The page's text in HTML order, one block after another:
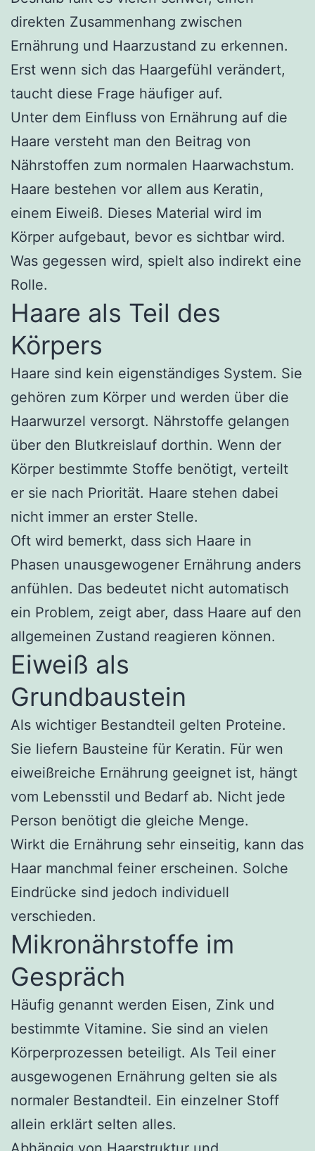
direkten Zusammenhang zwischen
Ernährung und Haarzustand zu erkennen.
Erst wenn sich das Haargefühl verändert,
taucht diese Frage häufiger auf.
Unter dem Einfluss von Ernährung auf die
Haare versteht man den Beitrag von
Nährstoffen zum normalen Haarwachstum.
Haare bestehen vor allem aus Keratin,
einem Eiweiß. Dieses Material wird im
Körper aufgebaut, bevor es sichtbar wird.
Was gegessen wird, spielt also indirekt eine
Rolle.
Haare als Teil des
Körpers
Haare sind kein eigenständiges System. Sie
gehören zum Körper und werden über die
Haarwurzel versorgt. Nährstoffe gelangen
über den Blutkreislauf dorthin. Wenn der
Körper bestimmte Stoffe benötigt, verteilt
er sie nach Priorität. Haare stehen dabei
nicht immer an erster Stelle.
Oft wird bemerkt, dass sich Haare in
Phasen unausgewogener Ernährung anders
anfühlen. Das bedeutet nicht automatisch
ein Problem, zeigt aber, dass Haare auf den
allgemeinen Zustand reagieren können.
Eiweiß als
Grundbaustein
Als wichtiger Bestandteil gelten Proteine.
Sie liefern Bausteine für Keratin. Für wen
eiweißreiche Ernährung geeignet ist, hängt
vom Lebensstil und Bedarf ab. Nicht jede
Person benötigt die gleiche Menge.
Wirkt die Ernährung sehr einseitig, kann das
Haar manchmal feiner erscheinen. Solche
Eindrücke sind jedoch individuell
verschieden.
Mikronährstoffe im
Gespräch
Häufig genannt werden Eisen, Zink und
bestimmte Vitamine. Sie sind an vielen
Körperprozessen beteiligt. Als Teil einer
ausgewogenen Ernährung gelten sie als
normaler Bestandteil. Ein einzelner Stoff
allein erklärt selten alles.